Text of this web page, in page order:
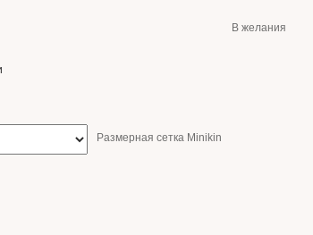
В желания
Размерная сетка Minikin